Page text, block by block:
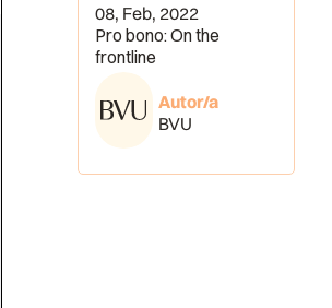
08, Feb, 2022
Pro bono: On the
frontline
Autor/a
BVU